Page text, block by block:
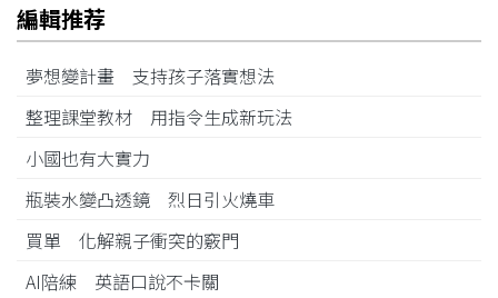
編輯推荐
夢想變計畫 支持孩子落實想法
整理課堂教材 用指令生成新玩法
小國也有大實力
瓶裝水變凸透鏡 烈日引火燒車
買單 化解親子衝突的竅門
AI陪練 英語口說不卡關